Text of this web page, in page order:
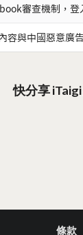
審查機制，登
容與中國惡意廣
快分享
條款